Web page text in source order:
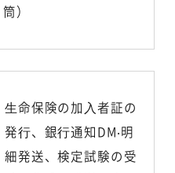
筒）
⽣命保険の加⼊者証の
発⾏、銀⾏通知DM‧明
細発送、検定試験の受